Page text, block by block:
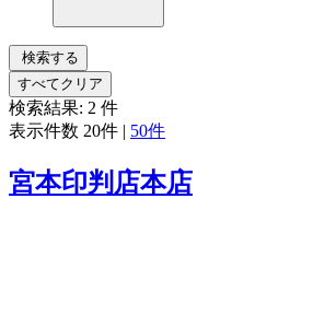
検索する
すべてクリア
検索結果: 2 件
表示件数 20件 | 50件
宮本印判店本店